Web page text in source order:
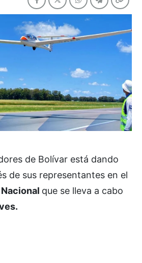
de Bolívar está dando
de sus representantes en el
que se lleva a cabo